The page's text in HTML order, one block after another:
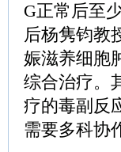
G正常后至
后杨隽钧教
娠滋养细胞
综合治疗。
疗的毒副反
需要多科协